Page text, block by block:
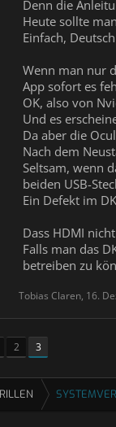
Denn die
Heute sollte
Einfach,
Wenn man nur
App sofort es
OK, also von
Und es
Da aber die
Nach dem
Seltsam, wenn
beiden USB-
Ein Defekt im
Dass HDMI
Falls man das
betreiben zu
Tobias Claren, 16.
2 3